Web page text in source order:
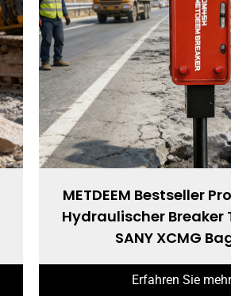
METDEEM Bestseller
Hydraulischer Breaker
SANY XCMG
Erfahren Sie